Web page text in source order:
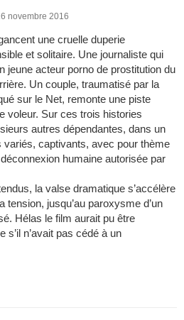
novembre 2016
une cruelle duperie
et solitaire. Une journaliste qui
jeune acteur porno de prostitution du
Un couple, traumatisé par la
sur le Net, remonte une piste
voleur. Sur ces trois histories
autres dépendantes, dans un
captivants, avec pour thème
humaine autorisée par
la valse dramatique s’accélère
tension, jusqu’au paroxysme d’un
Hélas le film aurait pu être
s’il n’avait pas cédé à un